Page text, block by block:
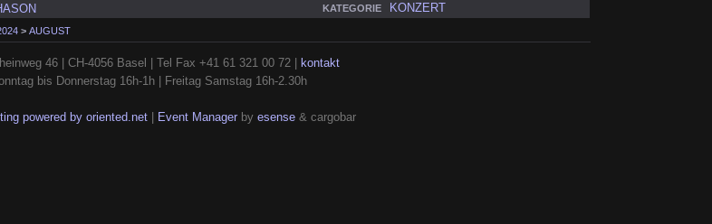
KATEGORIE KONZERT
>AUGUST
46 | CH-4056 Basel | Tel Fax +41 61 321 00 72 |
kontakt
bis Donnerstag 16h-1h | Freitag Samstag 16h-2.30h
powered by oriented.net| Event Managerby esense& cargobar